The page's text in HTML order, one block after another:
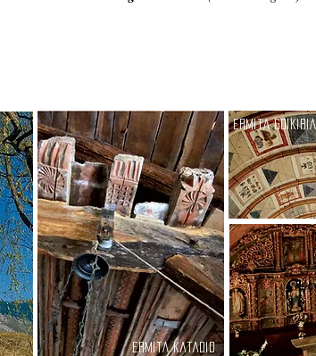
ermitA katadio
ermitA goikiriA